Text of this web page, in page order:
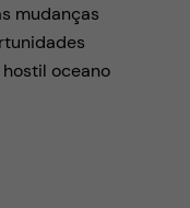
mudanças
oceano